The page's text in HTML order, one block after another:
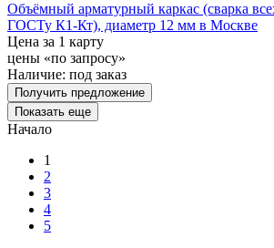
Объёмный арматурный каркас (сварка
ГОСТу К1-Кт), диаметр 12 мм в Москве
Цена за 1 карту
цены «по запросу»
Наличие: под заказ
Получить предложение
Показать еще
Начало
1
2
3
4
5